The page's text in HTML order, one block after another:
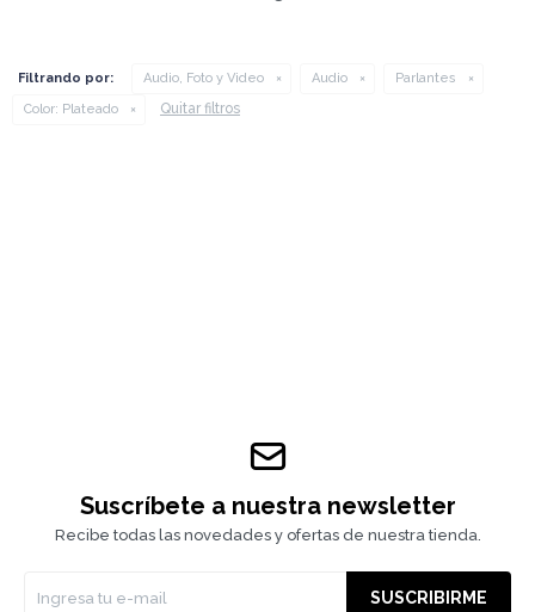
Filtrando por: Audio, Foto y Video Audio
Parlantes
Color: Plateado Quitar filtros
Suscríbete a nuestra newsletter
Recibe todas las novedades y ofertas de nuestra tienda.
SUSCRIBIRME